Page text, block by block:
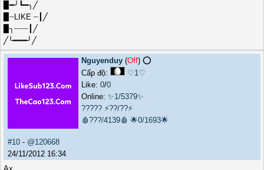
▉━╯┗━╮╱
▉┈LIKE ┈┃╱
▉╮┈┈┈┃╱
╱╰━━━╯╱
Nguyenduy (Off) ⭕️
Cấp độ:
♡1♡
Like: 0/0
Online: ✨1/5379✨
????? ⚡??/??⚡
🩸???/4139🩸 🌟0/1693🌟
#10 - @120668
24/11/2012 16:34